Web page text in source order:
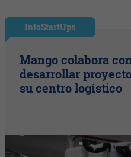
InfoStartUps
Mango colabora
desarrollar
su centro logístico